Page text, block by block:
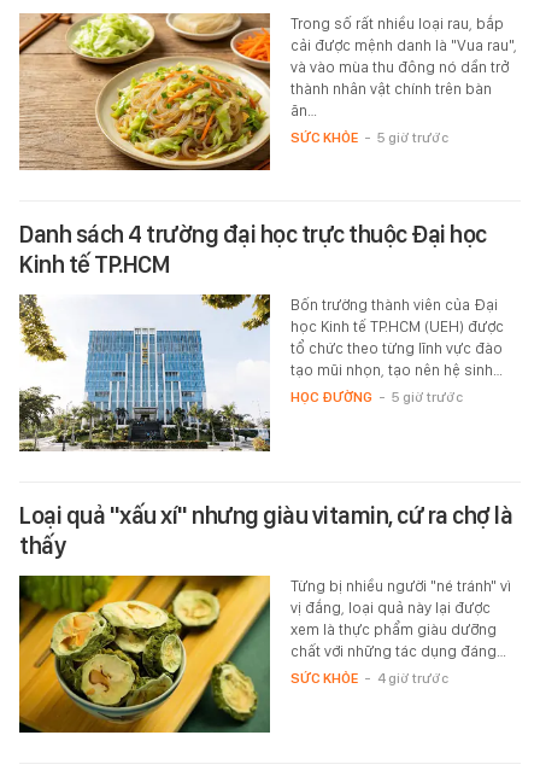
Trong số rất nhiều loại rau, bắp
cải được mệnh danh là "Vua rau",
và vào mùa thu đông nó dần trở
thành nhân vật chính trên bàn
ăn…
SỨC KHỎE - 5 giờ trước
Danh sách 4 trường đại học trực thuộc Đại học
Kinh tế TP.HCM
Bốn trường thành viên của Đại
học Kinh tế TP.HCM (UEH) được
tổ chức theo từng lĩnh vực đào
tạo mũi nhọn, tạo nên hệ sinh…
HỌC ĐƯỜNG - 5 giờ trước
Loại quả "xấu xí" nhưng giàu vitamin, cứ ra chợ là
thấy
Từng bị nhiều người "né tránh" vì
vị đắng, loại quả này lại được
xem là thực phẩm giàu dưỡng
chất với những tác dụng đáng…
SỨC KHỎE - 4 giờ trước